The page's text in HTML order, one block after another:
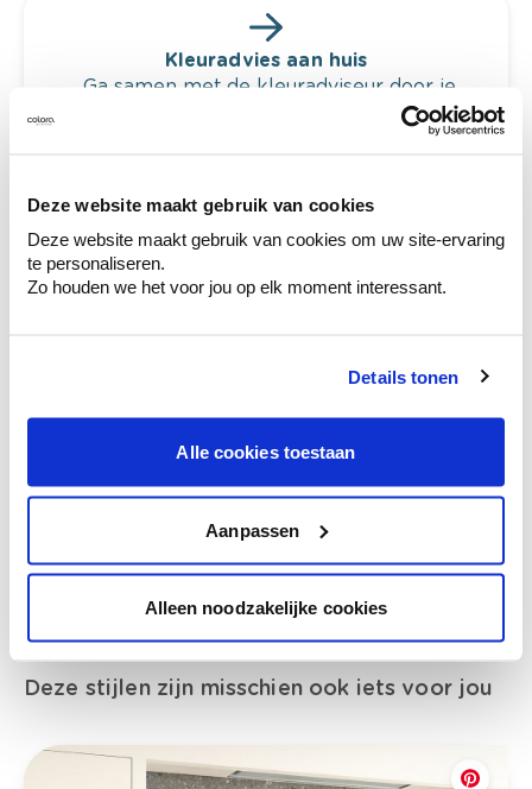
Deze website maakt gebruik van cookies
Deze website maakt gebruik van cookies om uw site-ervaring
te personaliseren.
Zo houden we het voor jou op elk moment interessant.
Details tonen
Alle cookies toestaan
Aanpassen
Alleen noodzakelijke cookies
Kleuradvies aan huis
Ga samen met de kleuradviseur door je
Krijg ineens een technologische check-up
van je muren.
Bekijk je kleur in de winkel
te verfijnen.
Krijg persoonlijk advies om kleuren te
combineren.
Deze stijlen zijn misschien ook iets voor jou